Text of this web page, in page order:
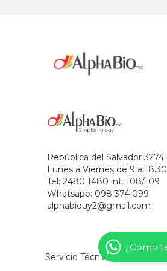
República del Salvador 3274
Lunes a Viernes de 9 a
Tel: 2480 1480 int. 108/109
Whatsapp: 098 374 099
alphabiouy2@gmail.com
Servicio Técnico
¿Cómo